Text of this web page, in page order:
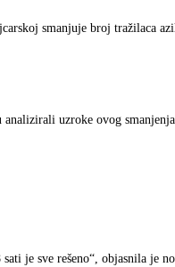
smanjuje broj tražilaca
analizirali uzroke ovog
je sve rešeno“, objasnila je